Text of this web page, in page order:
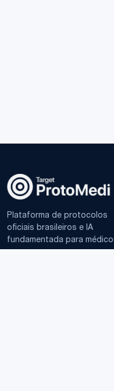
Plataforma de protocolos
oficiais brasileiros e IA
fundamentada para